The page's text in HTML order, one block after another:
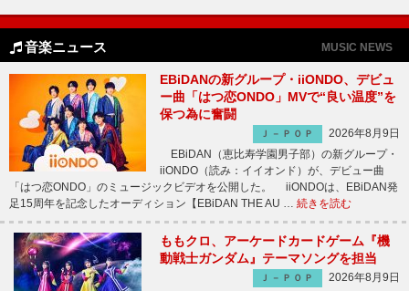
音楽ニュース MUSIC NEWS
EBiDANの新グループ・iiONDO、デビュ
ー曲「はつ恋ONDO」MVで“良い温度”を
保つ為に奮闘
Ｊ－ＰＯＰ
2026年8月9日
EBiDAN（恵比寿学園男子部）の新グループ・
iiONDO（読み：イイオンド）が、デビュー曲
「はつ恋ONDO」のミュージックビデオを公開した。 iiONDOは、EBiDAN発
足15周年を記念したオーディション【EBiDAN THE AU … 続きを読む
ももクロ、アーケードカードゲーム『機
動戦士ガンダム』テーマソングを担当
Ｊ－ＰＯＰ
2026年8月9日